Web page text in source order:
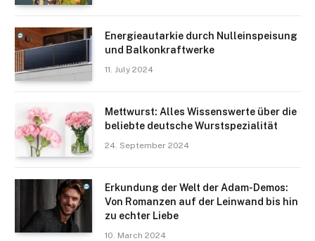
Energieautarkie durch Nulleinspeisung
und Balkonkraftwerke
11. July 2024
Mettwurst: Alles Wissenswerte über die
beliebte deutsche Wurstspezialität
24. September 2024
Erkundung der Welt der Adam-Demos:
Von Romanzen auf der Leinwand bis hin
zu echter Liebe
10. March 2024